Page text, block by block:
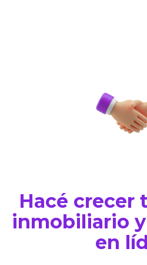
Hacé crecer
inmobiliario
en